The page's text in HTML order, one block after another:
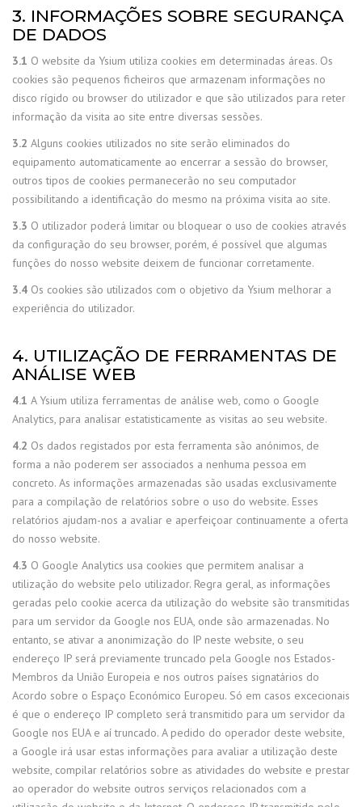
3. INFORMAÇÕES SOBRE SEGURANÇA
DE DADOS
3.1 O website da Ysium utiliza cookies em determinadas áreas. Os
cookies são pequenos ficheiros que armazenam informações no
disco rígido ou browser do utilizador e que são utilizados para reter
informação da visita ao site entre diversas sessões.
3.2 Alguns cookies utilizados no site serão eliminados do
equipamento automaticamente ao encerrar a sessão do browser,
outros tipos de cookies permanecerão no seu computador
possibilitando a identificação do mesmo na próxima visita ao site.
3.3 O utilizador poderá limitar ou bloquear o uso de cookies através
da configuração do seu browser, porém, é possível que algumas
funções do nosso website deixem de funcionar corretamente.
3.4 Os cookies são utilizados com o objetivo da Ysium melhorar a
experiência do utilizador.
4. UTILIZAÇÃO DE FERRAMENTAS DE
ANÁLISE WEB
4.1 A Ysium utiliza ferramentas de análise web, como o Google
Analytics, para analisar estatisticamente as visitas ao seu website.
4.2 Os dados registados por esta ferramenta são anónimos, de
forma a não poderem ser associados a nenhuma pessoa em
concreto. As informações armazenadas são usadas exclusivamente
para a compilação de relatórios sobre o uso do website. Esses
relatórios ajudam-nos a avaliar e aperfeiçoar continuamente a oferta
do nosso website.
4.3 O Google Analytics usa cookies que permitem analisar a
utilização do website pelo utilizador. Regra geral, as informações
geradas pelo cookie acerca da utilização do website são transmitidas
para um servidor da Google nos EUA, onde são armazenadas. No
entanto, se ativar a anonimização do IP neste website, o seu
endereço IP será previamente truncado pela Google nos Estados-
Membros da União Europeia e nos outros países signatários do
Acordo sobre o Espaço Económico Europeu. Só em casos excecionais
é que o endereço IP completo será transmitido para um servidor da
Google nos EUA e aí truncado. A pedido do operador deste website,
a Google irá usar estas informações para avaliar a utilização deste
website, compilar relatórios sobre as atividades do website e prestar
ao operador do website outros serviços relacionados com a